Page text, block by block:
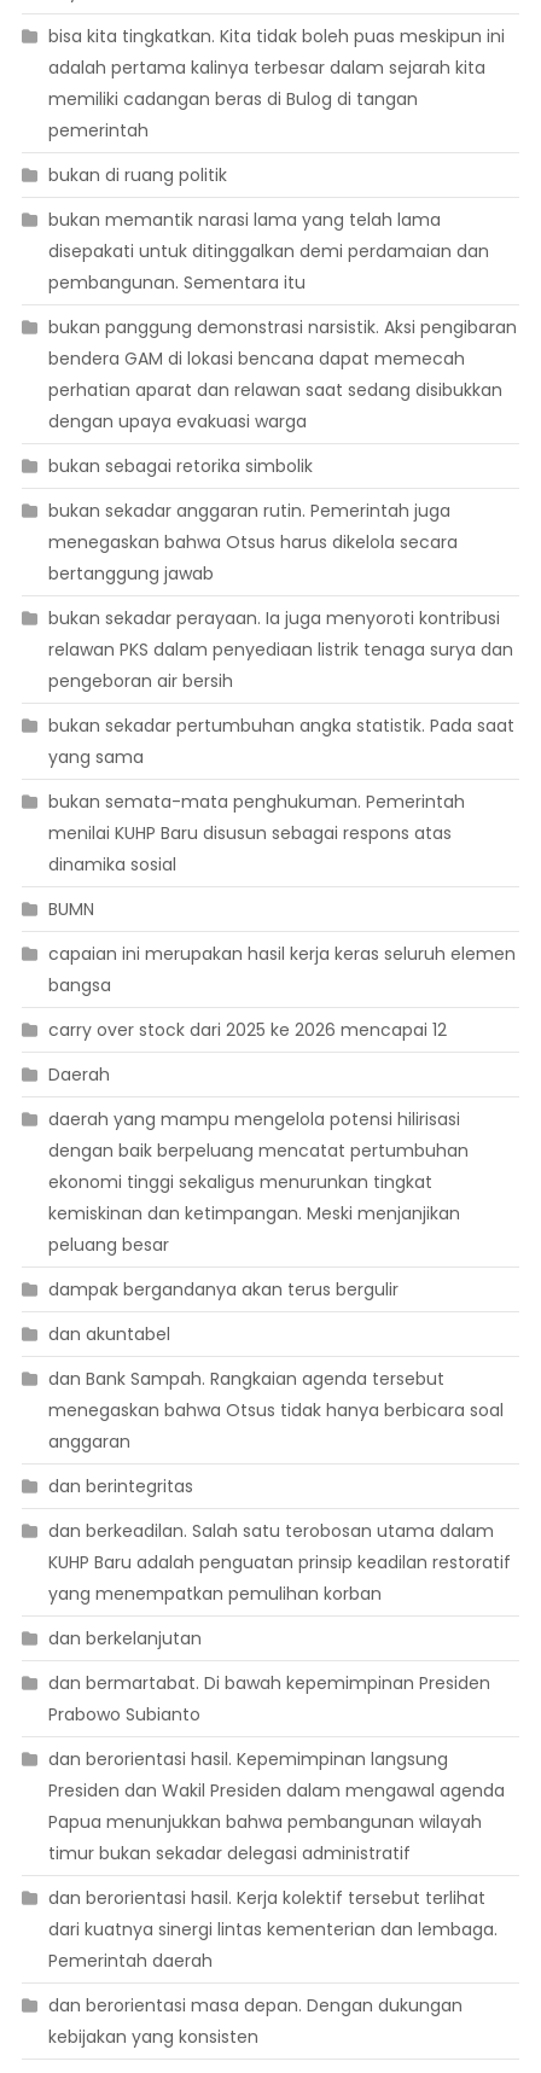
bisa kita tingkatkan. Kita tidak boleh puas meskipun ini
adalah pertama kalinya terbesar dalam sejarah kita
memiliki cadangan beras di Bulog di tangan
pemerintah
bukan di ruang politik
bukan memantik narasi lama yang telah lama
disepakati untuk ditinggalkan demi perdamaian dan
pembangunan. Sementara itu
bukan panggung demonstrasi narsistik. Aksi pengibaran
bendera GAM di lokasi bencana dapat memecah
perhatian aparat dan relawan saat sedang disibukkan
dengan upaya evakuasi warga
bukan sebagai retorika simbolik
bukan sekadar anggaran rutin. Pemerintah juga
menegaskan bahwa Otsus harus dikelola secara
bertanggung jawab
bukan sekadar perayaan. Ia juga menyoroti kontribusi
relawan PKS dalam penyediaan listrik tenaga surya dan
pengeboran air bersih
bukan sekadar pertumbuhan angka statistik. Pada saat
yang sama
bukan semata-mata penghukuman. Pemerintah
menilai KUHP Baru disusun sebagai respons atas
dinamika sosial
BUMN
capaian ini merupakan hasil kerja keras seluruh elemen
bangsa
carry over stock dari 2025 ke 2026 mencapai 12
Daerah
daerah yang mampu mengelola potensi hilirisasi
dengan baik berpeluang mencatat pertumbuhan
ekonomi tinggi sekaligus menurunkan tingkat
kemiskinan dan ketimpangan. Meski menjanjikan
peluang besar
dampak bergandanya akan terus bergulir
dan akuntabel
dan Bank Sampah. Rangkaian agenda tersebut
menegaskan bahwa Otsus tidak hanya berbicara soal
anggaran
dan berintegritas
dan berkeadilan. Salah satu terobosan utama dalam
KUHP Baru adalah penguatan prinsip keadilan restoratif
yang menempatkan pemulihan korban
dan berkelanjutan
dan bermartabat. Di bawah kepemimpinan Presiden
Prabowo Subianto
dan berorientasi hasil. Kepemimpinan langsung
Presiden dan Wakil Presiden dalam mengawal agenda
Papua menunjukkan bahwa pembangunan wilayah
timur bukan sekadar delegasi administratif
dan berorientasi hasil. Kerja kolektif tersebut terlihat
dari kuatnya sinergi lintas kementerian dan lembaga.
Pemerintah daerah
dan berorientasi masa depan. Dengan dukungan
kebijakan yang konsisten